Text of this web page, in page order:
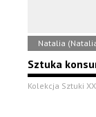
Natalia
Sztuka
Kolekcja Sztuki